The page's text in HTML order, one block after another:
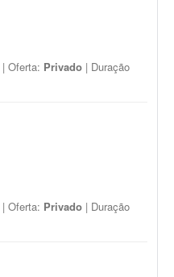
| Oferta: Privado | Duração
| Oferta: Privado | Duração